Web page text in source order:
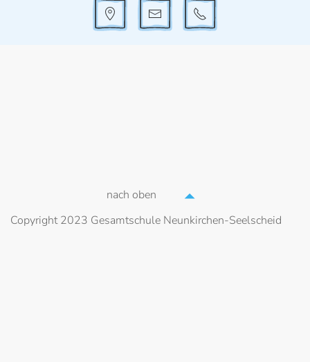
nach oben
Copyright 2023 Gesamtschule Neunkirchen-Seelscheid